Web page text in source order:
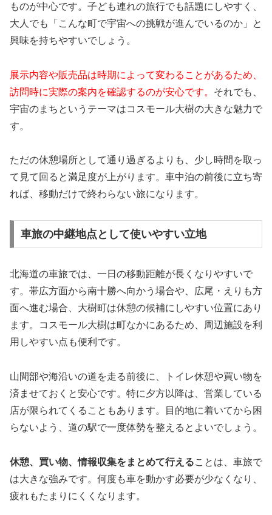
ものが中心です。子ども連れの旅行でも話題にしやすく、
大人でも「こんな町で宇宙への挑戦が進んでいるのか」と
興味を持ちやすいでしょう。
展示内容や販売品は時期によって変わることがあるため、
訪問時に実際の案内を確認するのが安心です。 それでも、
宇宙のまちというテーマはコスモール大樹の大きな魅力で
す。
ただの休憩場所として通り過ぎるよりも、少し時間を取っ
て見て回ると満足度が上がります。車中泊の前後に立ち寄
れば、移動だけで終わらない旅になります。
車旅の中継地点として使いやすい立地
北海道の車旅では、一日の移動距離が長くなりやすいで
す。帯広方面から南十勝へ向かう場合や、広尾・えりも方
面へ進む場合、大樹町は休憩の候補にしやすい位置にあり
ます。コスモール大樹は町なかにあるため、周辺施設を利
用しやすい点も便利です。
山間部や海沿いの道を走る前後に、トイレ休憩や買い物を
済ませておくと安心です。特に夕方以降は、営業している
店が限られてくることもあります。目的地に着いてから困
らないよう、道の駅で一度体勢を整えるとよいでしょう。
休憩、買い物、情報収集をまとめて行えることは、車旅で
は大きな強みです。何度も車を動かす必要が少なくなり、
疲れもたまりにくくなります。